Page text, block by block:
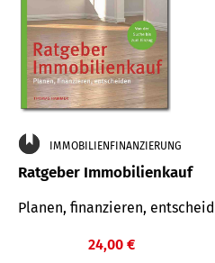
IMMOBILIENFINANZIERUNG
Ratgeber Immobilienkauf
Planen, finanzieren,
24,00 €